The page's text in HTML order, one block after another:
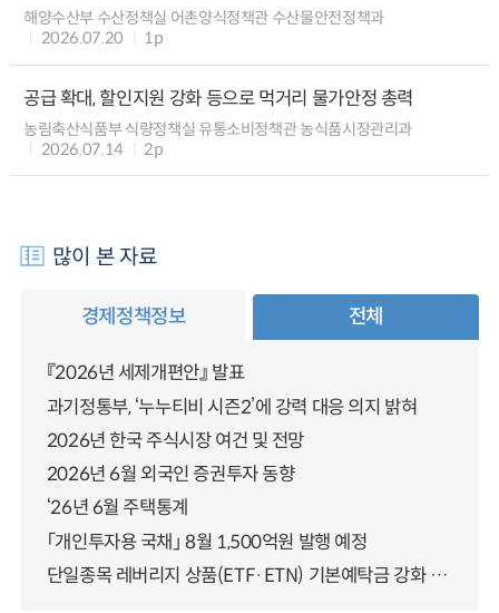
해양수산부 수산정책실 어촌양식정책관 수산물안전정책과
2026.07.20
1p
공급 확대, 할인지원 강화 등으로 먹거리 물가안정 총력
농림축산식품부 식량정책실 유통소비정책관 농식품시장관리과
2026.07.14
2p
많이 본 자료
경제정책정보 전체
『2026년 세제개편안』 발표
과기정통부, ‘누누티비 시즌2’에 강력 대응 의지 밝혀
2026년 한국 주식시장 여건 및 전망
2026년 6월 외국인 증권투자 동향
‘26년 6월 주택통계
「개인투자용 국채」 8월 1,500억원 발행 예정
단일종목 레버리지 상품(ETF·ETN) 기본예탁금 강화 조기시행 방안 안내